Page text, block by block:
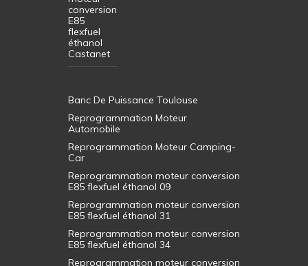
conversion
E85
flexfuel
éthanol
Castanet
Banc De Puissance Toulouse
Reprogrammation Moteur
Automobile
Reprogrammation Moteur Camping-
Car
Reprogrammation moteur conversion
E85 flexfuel éthanol 09
Reprogrammation moteur conversion
E85 flexfuel éthanol 31
Reprogrammation moteur conversion
E85 flexfuel éthanol 34
Reprogrammation moteur conversion